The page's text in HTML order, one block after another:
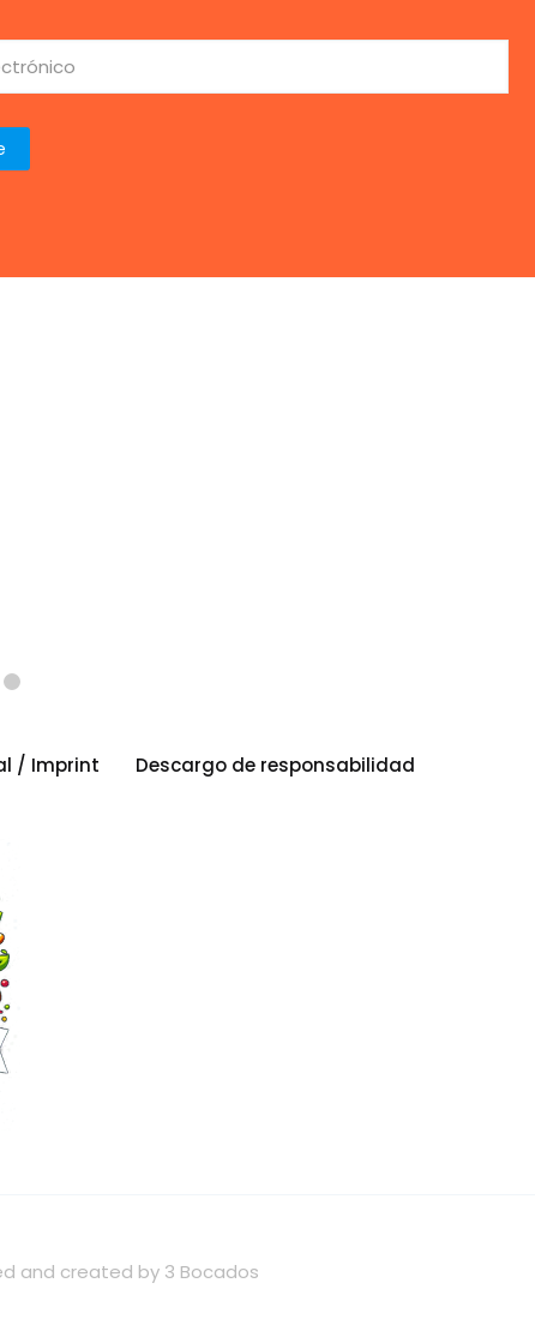
/ Imprint Descargo de responsabilidad
and created by 3 Bocados